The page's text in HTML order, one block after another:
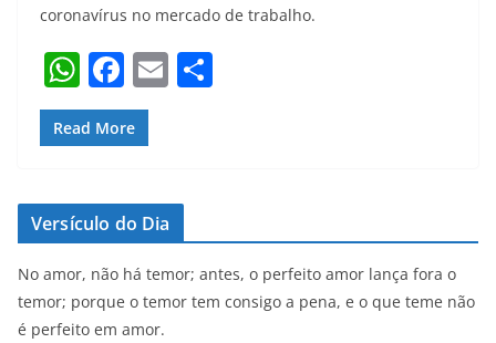
coronavírus no mercado de trabalho.
W
h
at
A
p
p
F
a
c
b
o
o
k
E
Read More
Versículo do Dia
No amor, não há temor; antes, o perfeito amor lança fora o
temor; porque o temor tem consigo a pena, e o que teme não
é perfeito em amor.